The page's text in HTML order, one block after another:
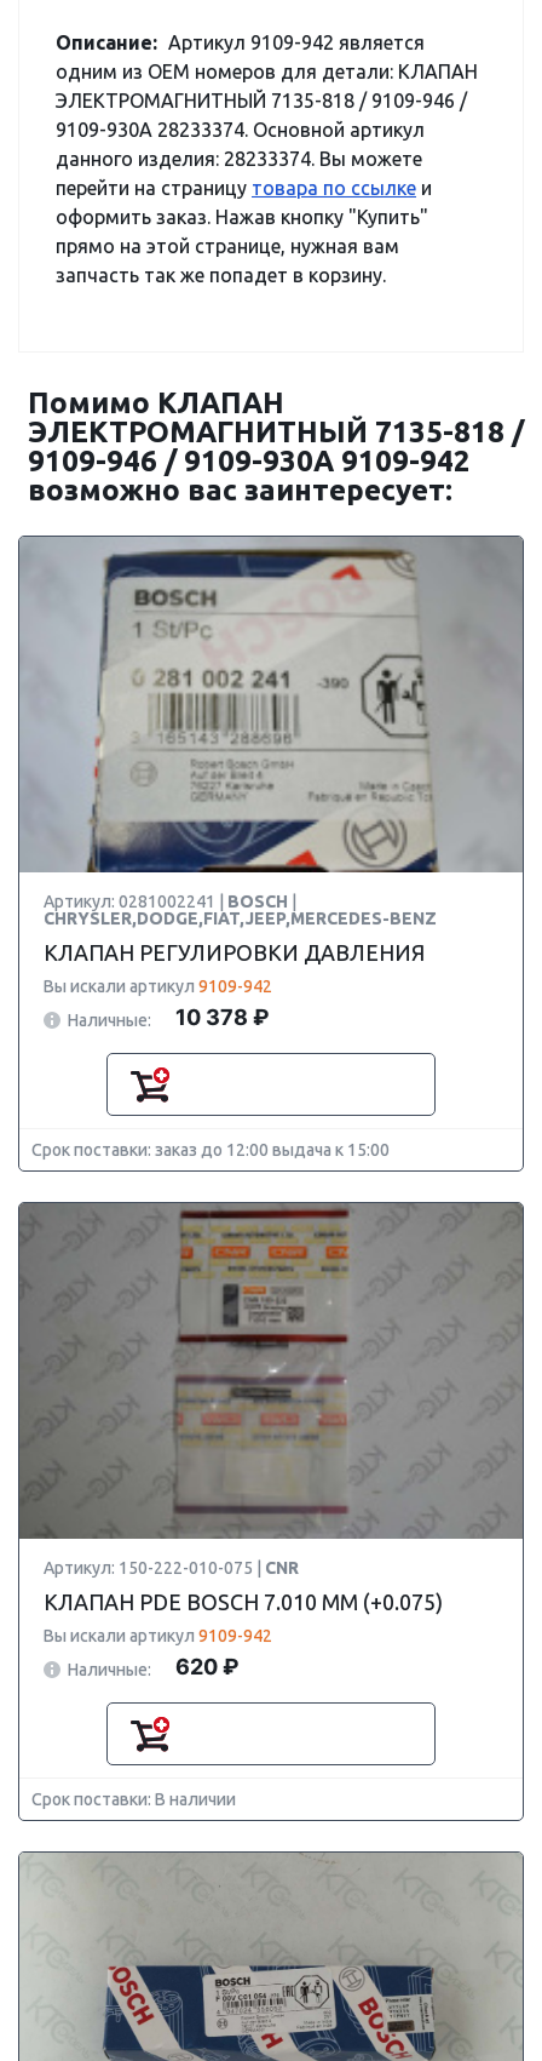
Описание: Артикул 9109-942 является
одним из OEM номеров для детали: КЛАПАН
ЭЛЕКТРОМАГНИТНЫЙ 7135-818 / 9109-946 /
9109-930A 28233374. Основной артикул
данного изделия: 28233374. Вы можете
перейти на страницу товара по ссылке и
оформить заказ. Нажав кнопку "Купить"
прямо на этой странице, нужная вам
запчасть так же попадет в корзину.
Помимо КЛАПАН
ЭЛЕКТРОМАГНИТНЫЙ 7135-818 /
9109-946 / 9109-930A 9109-942
возможно вас заинтересует:
Артикул: 0281002241 | BOSCH
CHRYSLER,DODGE,FIAT,JEEP,MERCEDES-BENZ
КЛАПАН РЕГУЛИРОВКИ ДАВЛЕНИЯ
Вы искали артикул 9109-942
Наличные:
10 378 ₽
Срок поставки: заказ до 12:00 выдача к 15:00
Артикул: 150-222-010-075 | CNR
КЛАПАН PDE BOSCH 7.010 ММ (+0.075)
Вы искали артикул 9109-942
Наличные:
620 ₽
Срок поставки: В наличии